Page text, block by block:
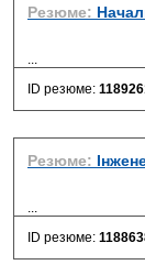
Резюме:
...
ID резюме:
Резюме:
...
ID резюме: